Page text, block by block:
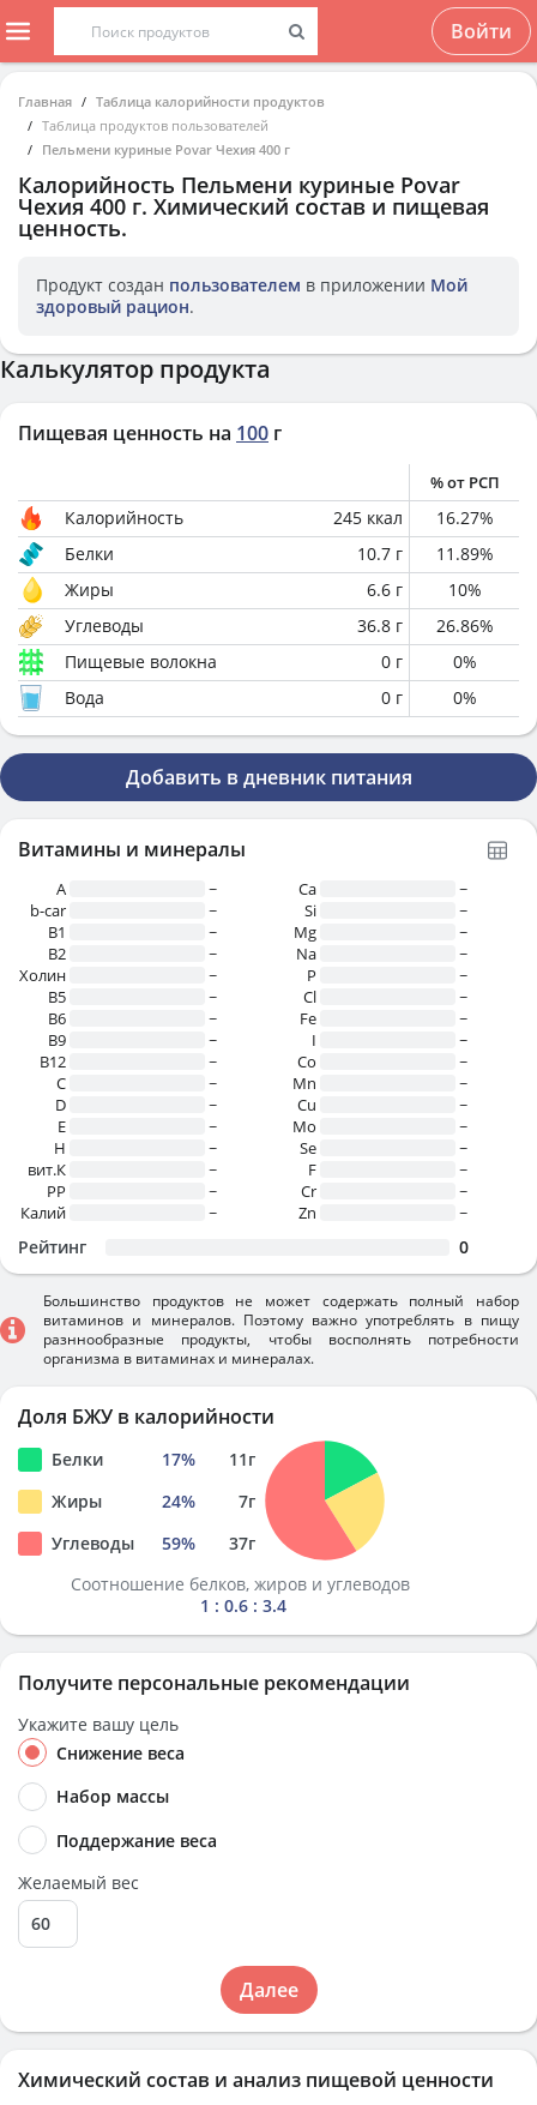
Войти
Главная
Таблица калорийности продуктов
Таблица продуктов пользователей
Пельмени куриные Povar Чехия 400 г
Калорийность Пельмени куриные Povar
Чехия 400 г. Химический состав и пищевая
ценность.
Продукт создан пользователем в приложении Мой
здоровый рацион.
Химический состав и анализ пищевой ценности
Калькулятор продукта
Пищевая ценность на 100 г
% от РСП
Калорийность 245 ккал 16.27%
Белки
10.7 г 11.89%
Жиры
6.6 г 10%
Углеводы
36.8 г 26.86%
Пищевые волокна
0 г 0%
Вода
0 г 0%
Добавить в дневник питания
Витамины и минералы
A
~
b-car
~
В1
~
B2
~
Холин
~
B5
~
B6
~
B9
~
B12
~
C
~
D
~
E
~
H
~
вит.К
~
PP
~
Калий
~
Ca
~
Si
~
Mg
~
Na
~
P
~
Cl
~
Fe
~
I
~
Co
~
Mn
~
Cu
~
Mo
~
Se
~
F
~
Cr
~
Zn
~
Рейтинг 0
Большинство продуктов не может содержать полный набор
витаминов и минералов. Поэтому важно употреблять в пищу
разннообразные продукты, чтобы восполнять потребности
организма в витаминах и минералах.
Доля БЖУ в калорийности
Белки 17% 11г
Жиры
24% 7г
Углеводы
59% 37г
Соотношение белков, жиров и углеводов
1 : 0.6 : 3.4
Получите персональные рекомендации
Укажите вашу цель
Снижение веса
Набор массы
Поддержание веса
Желаемый вес
Далее